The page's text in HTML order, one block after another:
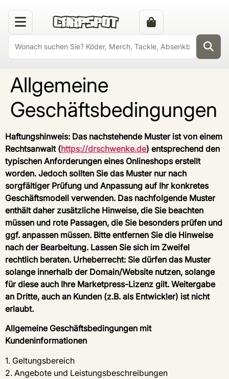
Allgemeine
Geschäftsbedingungen
Haftungshinweis: Das nachstehende Muster ist von einem
Rechtsanwalt (https://drschwenke.de) entsprechend den
typischen Anforderungen eines Onlineshops erstellt
worden. Jedoch sollten Sie das Muster nur nach
sorgfältiger Prüfung und Anpassung auf Ihr konkretes
Geschäftsmodell verwenden. Das nachfolgende Muster
enthält daher zusätzliche Hinweise, die Sie beachten
müssen und rote Passagen, die Sie besonders prüfen und
ggf. anpassen müssen. Bitte entfernen Sie die Hinweise
nach der Bearbeitung. Lassen Sie sich im Zweifel
rechtlich beraten. Urheberrecht: Sie dürfen das Muster
solange innerhalb der Domain/Website nutzen, solange
für diese auch Ihre Marketpress-Lizenz gilt. Weitergabe
an Dritte, auch an Kunden (z.B. als Entwickler) ist nicht
erlaubt.
Allgemeine Geschäftsbedingungen mit
Kundeninformationen
1. Geltungsbereich
2. Angebote und Leistungsbeschreibungen